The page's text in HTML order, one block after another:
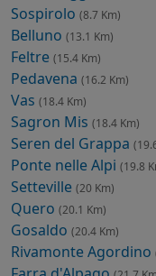
Sospirolo (8.7 Km)
Belluno (13.1 Km)
Feltre (15.4 Km)
Pedavena (16.2 Km)
Vas (18.4 Km)
Sagron Mis (18.4 Km)
Seren del Grappa
Ponte nelle Alpi (19.8
Setteville (20 Km)
Quero (20.1 Km)
Gosaldo (20.4 Km)
Rivamonte Agordino